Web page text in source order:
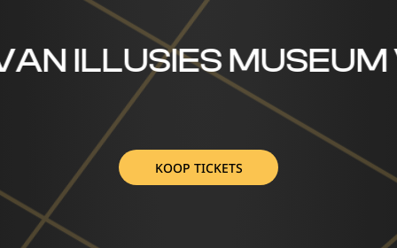
ILLUSIES MUSEUM
KOOP TICKETS